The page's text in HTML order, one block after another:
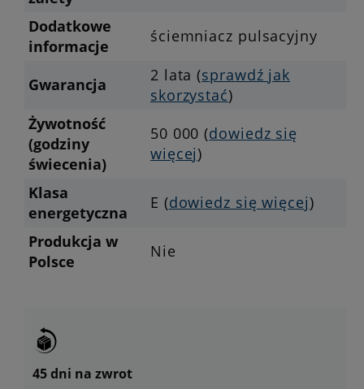
Dodatkowe
informacje
ściemniacz pulsacyjny
Gwarancja 2 lata (sprawdź jak
skorzystać)
Żywotność
(godziny
świecenia)
50 000 (dowiedz się
więcej)
Klasa
energetyczna
E (dowiedz się więcej)
Produkcja w
Polsce
Nie
45 dni na zwrot